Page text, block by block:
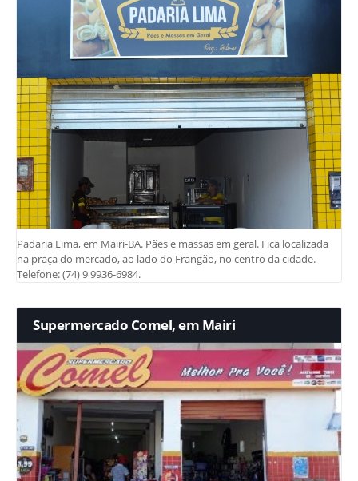
Padaria Lima, em Mairi-BA. Pães e massas em geral. Fica localizada
na praça do mercado, ao lado do Frangão, no centro da cidade.
Telefone: (74) 9 9936-6984.
Supermercado Comel, em Mairi